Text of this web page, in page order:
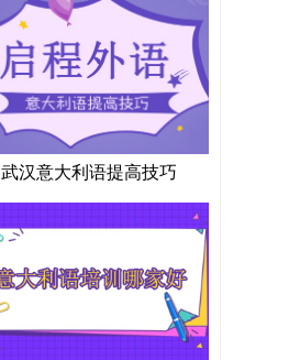
武汉意大利语提高技巧